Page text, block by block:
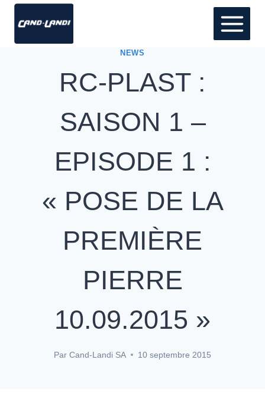
NEWS
RC-PLAST :
SAISON 1 –
EPISODE 1 :
« POSE DE LA
PREMIÈRE
PIERRE
10.09.2015 »
Par Cand-Landi SA 10 septembre 2015